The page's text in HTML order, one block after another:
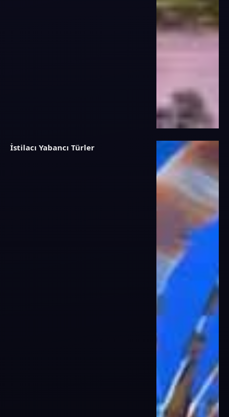
İstilacı Yabancı Türler